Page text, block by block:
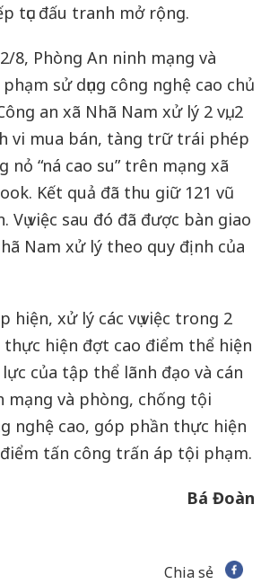
tục đấu tranh mở rộng.
8, Phòng An ninh mạng và
sử dụng công nghệ cao chủ
an xã Nhã Nam xử lý 2 vụ, 2
vi mua bán, tàng trữ trái phép
nỏ “ná cao su” trên mạng xã
Kết quả đã thu giữ 121 vũ
Vụ việc sau đó đã được bàn giao
Nam xử lý theo quy định của
hiện, xử lý các vụ việc trong 2
thực hiện đợt cao điểm thể hiện
của tập thể lãnh đạo và cán
mạng và phòng, chống tội
nghệ cao, góp phần thực hiện
tấn công trấn áp tội phạm.
Bá Đoàn
Chia sẻ